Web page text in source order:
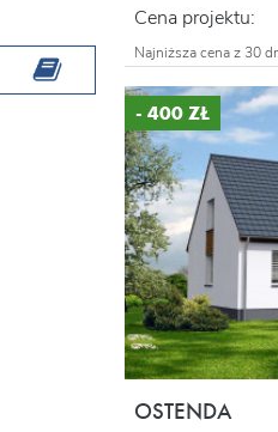
Cena projektu:
Najniższa cena z 30
- 400 ZŁ
OSTENDA